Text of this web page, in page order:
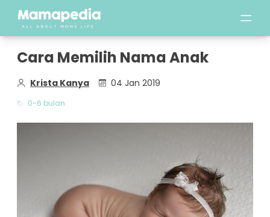
Cara Memilih Nama Anak
Krista Kanya 04 Jan 2019
0-6 bulan